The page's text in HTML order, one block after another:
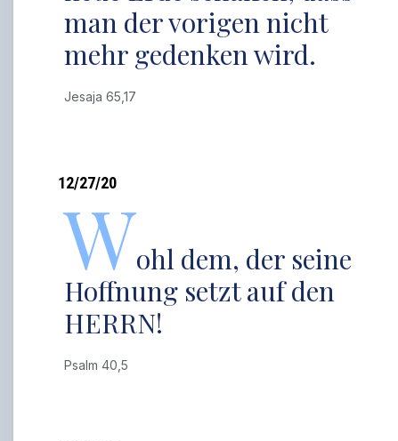
man der vorigen nicht
mehr gedenken wird.
Jesaja 65,17
12/27/20
Wohl dem, der seine
Hoffnung setzt auf den
HERRN!
Psalm 40,5